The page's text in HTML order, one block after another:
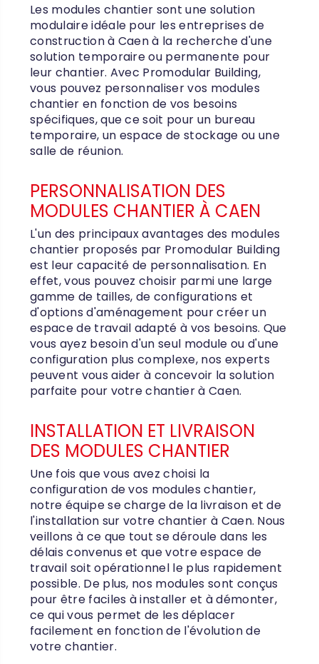
Les modules chantier sont une solution
modulaire idéale pour les entreprises de
construction à Caen à la recherche d'une
solution temporaire ou permanente pour
leur chantier. Avec Promodular Building,
vous pouvez personnaliser vos modules
chantier en fonction de vos besoins
spécifiques, que ce soit pour un bureau
temporaire, un espace de stockage ou une
salle de réunion.
PERSONNALISATION DES
MODULES CHANTIER À CAEN
L'un des principaux avantages des modules
chantier proposés par Promodular Building
est leur capacité de personnalisation. En
effet, vous pouvez choisir parmi une large
gamme de tailles, de configurations et
d'options d'aménagement pour créer un
espace de travail adapté à vos besoins. Que
vous ayez besoin d'un seul module ou d'une
configuration plus complexe, nos experts
peuvent vous aider à concevoir la solution
parfaite pour votre chantier à Caen.
INSTALLATION ET LIVRAISON
DES MODULES CHANTIER
Une fois que vous avez choisi la
configuration de vos modules chantier,
notre équipe se charge de la livraison et de
l'installation sur votre chantier à Caen. Nous
veillons à ce que tout se déroule dans les
délais convenus et que votre espace de
travail soit opérationnel le plus rapidement
possible. De plus, nos modules sont conçus
pour être faciles à installer et à démonter,
ce qui vous permet de les déplacer
facilement en fonction de l'évolution de
votre chantier.